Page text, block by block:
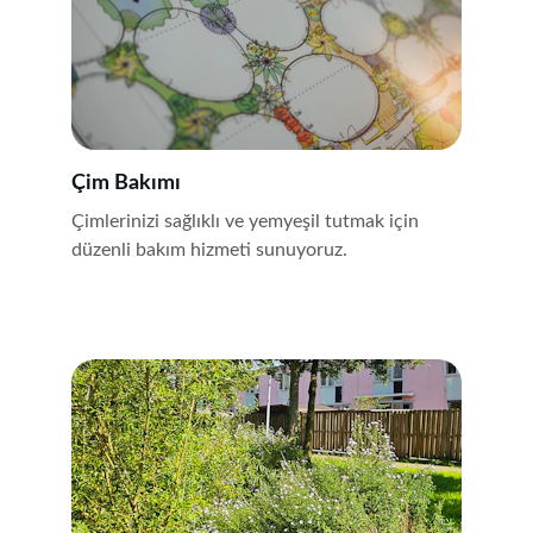
Çim Bakımı
Çimlerinizi sağlıklı ve yemyeşil tutmak için
düzenli bakım hizmeti sunuyoruz.